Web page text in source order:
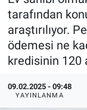
tarafından
araştırılıyor.
ödemesi ne
kredisinin 120
09.02.2025 - 09:48
YAYINLANMA
Dünya
Ege Saati
Ege'den
Eğitim
Spor
Yayın Akışı
İletişim
Son Dakika
Haber Arşivi